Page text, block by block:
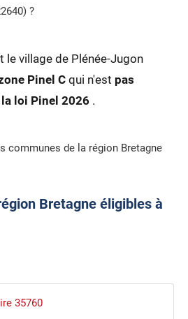
?
le village de Plénée-Jugon
Pinel Cqui n'est pas
loi Pinel 2026 .
communes de la région Bretagne
Bretagne éligibles à
35760